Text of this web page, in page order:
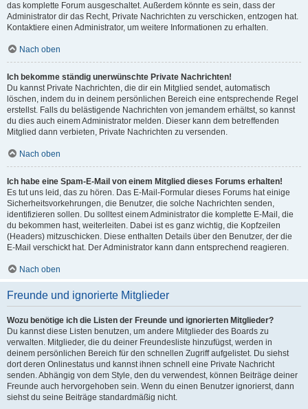
das komplette Forum ausgeschaltet. Außerdem könnte es sein, dass der
Administrator dir das Recht, Private Nachrichten zu verschicken, entzogen hat.
Kontaktiere einen Administrator, um weitere Informationen zu erhalten.
Nach oben
Ich bekomme ständig unerwünschte Private Nachrichten!
Du kannst Private Nachrichten, die dir ein Mitglied sendet, automatisch
löschen, indem du in deinem persönlichen Bereich eine entsprechende Regel
erstellst. Falls du belästigende Nachrichten von jemandem erhältst, so kannst
du dies auch einem Administrator melden. Dieser kann dem betreffenden
Mitglied dann verbieten, Private Nachrichten zu versenden.
Nach oben
Ich habe eine Spam-E-Mail von einem Mitglied dieses Forums erhalten!
Es tut uns leid, das zu hören. Das E-Mail-Formular dieses Forums hat einige
Sicherheitsvorkehrungen, die Benutzer, die solche Nachrichten senden,
identifizieren sollen. Du solltest einem Administrator die komplette E-Mail, die
du bekommen hast, weiterleiten. Dabei ist es ganz wichtig, die Kopfzeilen
(Headers) mitzuschicken. Diese enthalten Details über den Benutzer, der die
E-Mail verschickt hat. Der Administrator kann dann entsprechend reagieren.
Nach oben
Freunde und ignorierte Mitglieder
Wozu benötige ich die Listen der Freunde und ignorierten Mitglieder?
Du kannst diese Listen benutzen, um andere Mitglieder des Boards zu
verwalten. Mitglieder, die du deiner Freundesliste hinzufügst, werden in
deinem persönlichen Bereich für den schnellen Zugriff aufgelistet. Du siehst
dort deren Onlinestatus und kannst ihnen schnell eine Private Nachricht
senden. Abhängig von dem Style, den du verwendest, können Beiträge deiner
Freunde auch hervorgehoben sein. Wenn du einen Benutzer ignorierst, dann
siehst du seine Beiträge standardmäßig nicht.